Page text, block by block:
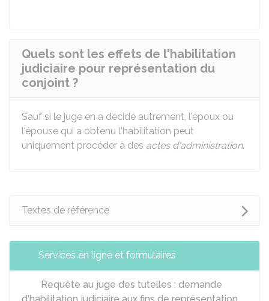
Quels sont les effets de l'habilitation
judiciaire pour représentation du
conjoint ?
Sauf si le juge en a décidé autrement, l'époux ou
l'épouse qui a obtenu l'habilitation peut
uniquement procéder à des actes d'administration.
Textes de référence
Services en ligne et formulaires
Requête au juge des tutelles : demande